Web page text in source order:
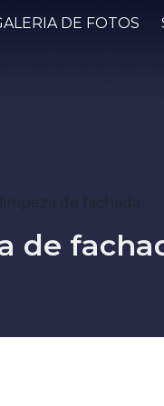
DE FOTOS
de fachada
de